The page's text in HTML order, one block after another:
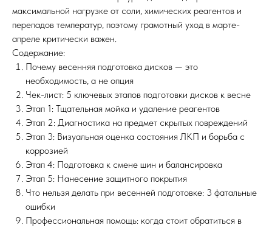
максимальной нагрузке от соли, химических реагентов и
перепадов температур, поэтому грамотный уход в марте-
апреле критически важен.
Содержание:
Почему весенняя подготовка дисков — это
необходимость, а не опция
Чек-лист: 5 ключевых этапов подготовки дисков к весне
Этап 1: Тщательная мойка и удаление реагентов
Этап 2: Диагностика на предмет скрытых повреждений
Этап 3: Визуальная оценка состояния ЛКП и борьба с
коррозией
Этап 4: Подготовка к смене шин и балансировка
Этап 5: Нанесение защитного покрытия
Что нельзя делать при весенней подготовке: 3 фатальные
ошибки
Профессиональная помощь: когда стоит обратиться в